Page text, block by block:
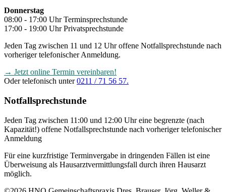
Donnerstag
08:00 - 17:00 Uhr Terminsprechstunde
17:00 - 19:00 Uhr Privatsprechstunde
Jeden Tag zwischen 11 und 12 Uhr offene Notfallsprechstunde nach
vorheriger telefonischer Anmeldung.
→ Jetzt online Termin vereinbaren!
Oder telefonisch unter0211 / 71 56 57.
Notfallsprechstunde
Jeden Tag zwischen 11:00 und 12:00 Uhr eine begrenzte (nach
Kapazität!) offene Notfallsprechstunde nach vorheriger telefonischer
Anmeldung
Für eine kurzfristige Terminvergabe in dringenden Fällen ist eine
Überweisung als Hausarztvermittlungsfall durch ihren Hausarzt
möglich.